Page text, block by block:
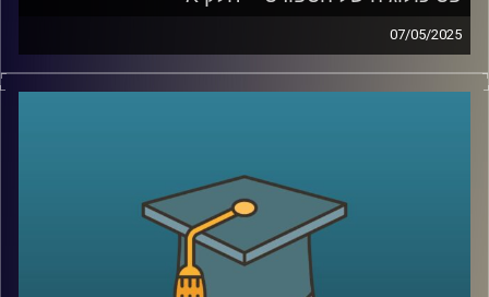
07/05/2025
גם באולימפיאדה שהתרחשה השנה בפריז והייתה מלאה בענפי
ספורט וספורטאים מהשורה הראשונה, היו ספורטאים
נפשיים משמעותיים, כאשר ספורטאים רבים חוו משברים
אישיים ונפשיים. בזכות ספורטאיות כמו סימון ביילס ונעמי
אוסקה, שדיברו בפתיחות על בריאות הנפש, המשחקים
האולימפיים והפאראלימפיים הפכו לנקודת ציון חשובה בהכרה
ובתמיכה בשיח על בעיות נפשיות וסיוע פסיכולוגי לספורטאים.